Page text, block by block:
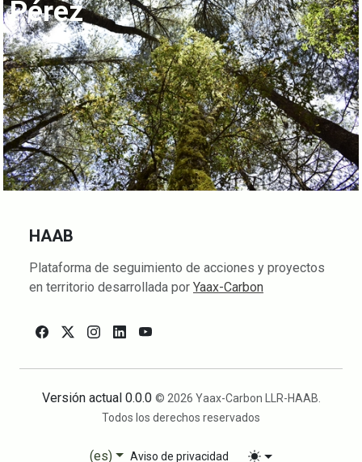
Pérez
HAAB
Plataforma de seguimiento de acciones y proyectos
en territorio desarrollada por Yaax-Carbon
Versión actual 0.0.0 © 2026 Yaax-Carbon LLR-HAAB.
Todos los derechos reservados
(es) Aviso de privacidad